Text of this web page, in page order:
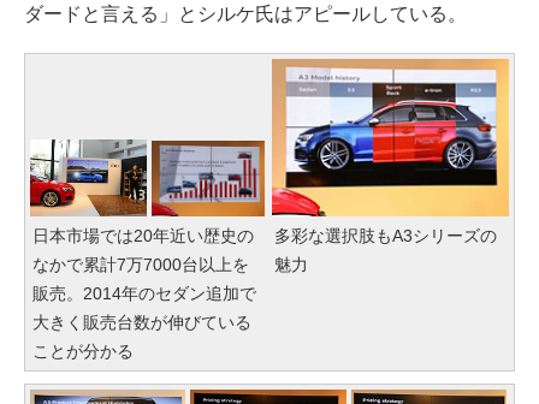
ダードと言える」とシルケ氏はアピールしている。
日本市場では20年近い歴史の
なかで累計7万7000台以上を
販売。2014年のセダン追加で
大きく販売台数が伸びている
ことが分かる
多彩な選択肢もA3シリーズの
魅力